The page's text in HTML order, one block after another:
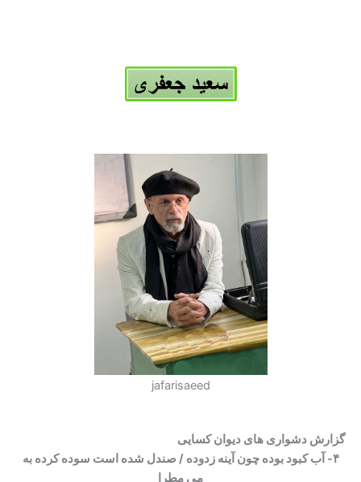
jafarisaeed
گزارش دشواری های دیوان کسایی
۴- آب کبود بوده چون آینه زدوده / صندل شده است سوده کرده به
می مطرا